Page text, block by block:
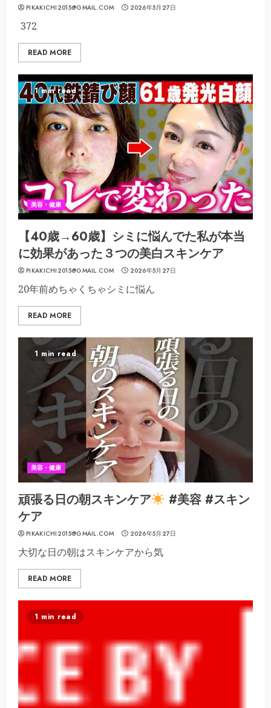
PIKAKICHI2015@GMAIL.COM 2026年5月27日
372
READ MORE
1 min read
美容・健康
【40歳→60歳】シミに悩んでた私が本当
に効果があった３つの美白スキンケア
PIKAKICHI2015@GMAIL.COM 2026年5月27日
20年前めちゃくちゃシミに悩ん
READ MORE
1 min read
美容・健康
頑張る日の朝スキンケア
#美容 #スキン
ケア
PIKAKICHI2015@GMAIL.COM 2026年5月27日
大切な日の朝はスキンケアから気
READ MORE
1 min read